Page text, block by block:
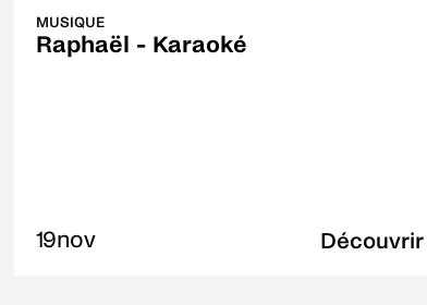
MUSIQUE
Raphaël - Karaoké
nov
19